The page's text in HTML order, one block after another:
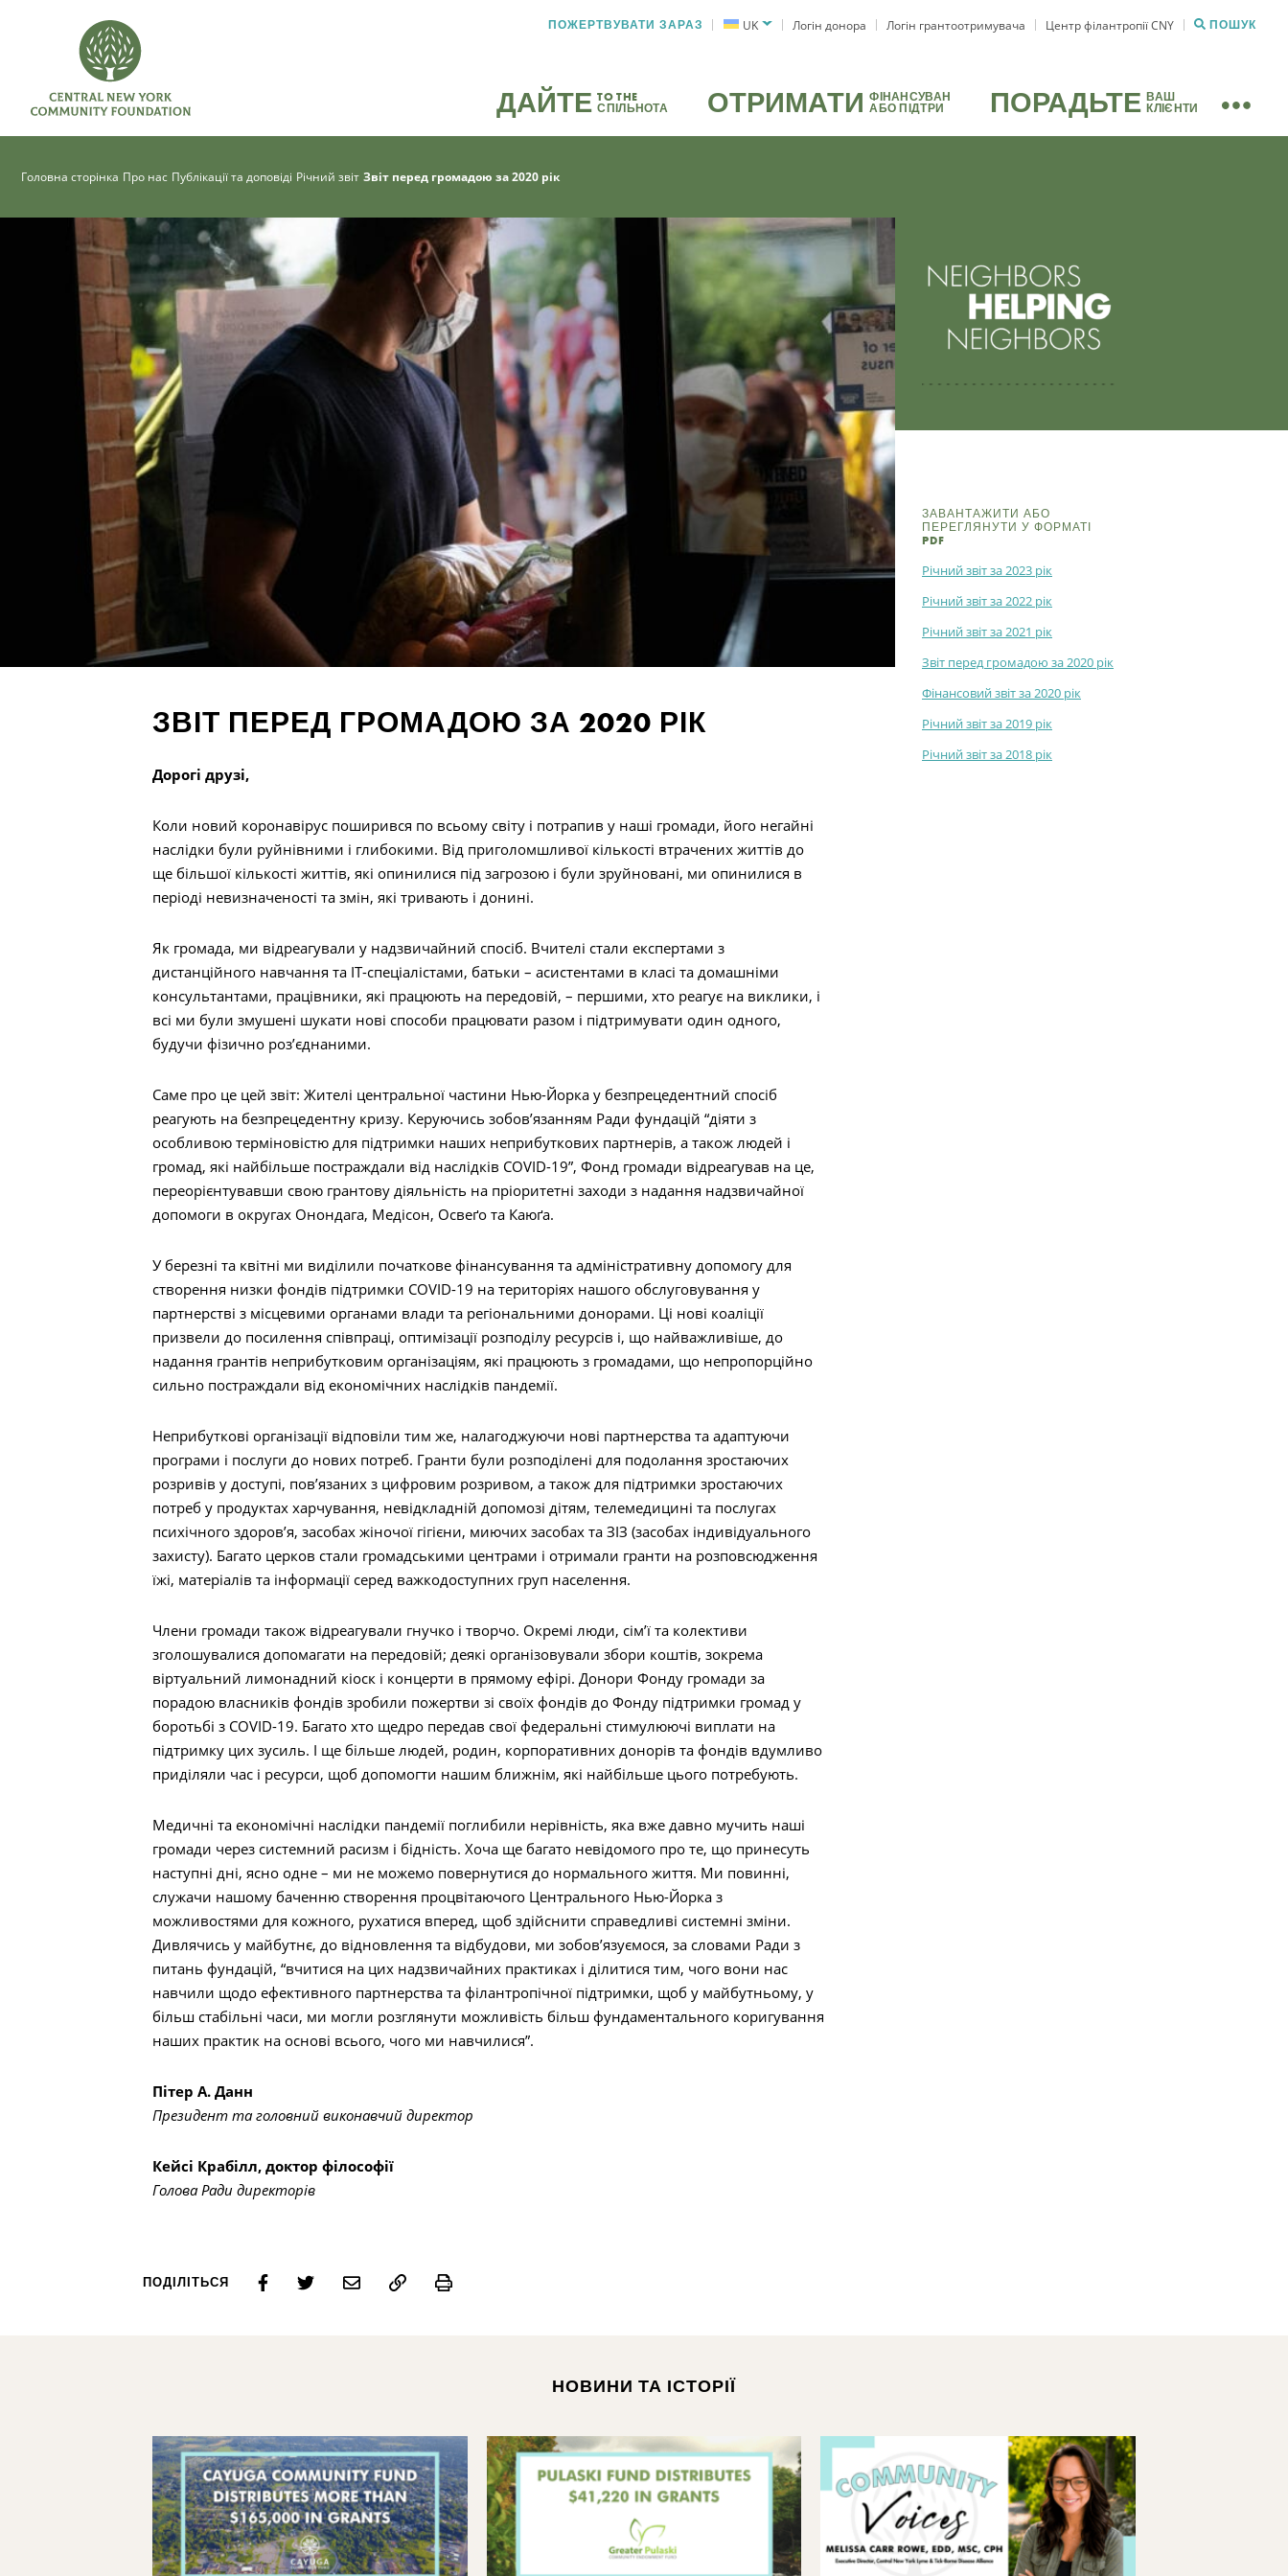
ПОЖЕРТВУВАТИ ЗАРАЗ UK Логін донора Логін грантоотримувача Центр філантропії CNY ПОШУК
ДАЙТЕ TO THE
СПІЛЬНОТА ОТРИМАТИ ФІНАНСУВАН
АБО ПІДТРИ ПОРАДЬТЕ ВАШ
КЛІЄНТИ
Головна сторінка Про нас Публікації та доповіді Річний звіт Звіт перед громадою за 2020 рік
ЗВІТ ПЕРЕД ГРОМАДОЮ ЗА 2020 РІК
Дорогі друзі,
Коли новий коронавірус поширився по всьому світу і потрапив у наші громади, його негайні
наслідки були руйнівними і глибокими. Від приголомшливої кількості втрачених життів до
ще більшої кількості життів, які опинилися під загрозою і були зруйновані, ми опинилися в
періоді невизначеності та змін, які тривають і донині.
Як громада, ми відреагували у надзвичайний спосіб. Вчителі стали експертами з
дистанційного навчання та ІТ-спеціалістами, батьки – асистентами в класі та домашніми
консультантами, працівники, які працюють на передовій, – першими, хто реагує на виклики, і
всі ми були змушені шукати нові способи працювати разом і підтримувати один одного,
будучи фізично роз’єднаними.
Саме про це цей звіт: Жителі центральної частини Нью-Йорка у безпрецедентний спосіб
реагують на безпрецедентну кризу. Керуючись зобов’язанням Ради фундацій “діяти з
особливою терміновістю для підтримки наших неприбуткових партнерів, а також людей і
громад, які найбільше постраждали від наслідків COVID-19”, Фонд громади відреагував на це,
переорієнтувавши свою грантову діяльність на пріоритетні заходи з надання надзвичайної
допомоги в округах Онондага, Медісон, Освеґо та Каюґа.
У березні та квітні ми виділили початкове фінансування та адміністративну допомогу для
створення низки фондів підтримки COVID-19 на територіях нашого обслуговування у
партнерстві з місцевими органами влади та регіональними донорами. Ці нові коаліції
призвели до посилення співпраці, оптимізації розподілу ресурсів і, що найважливіше, до
надання грантів неприбутковим організаціям, які працюють з громадами, що непропорційно
сильно постраждали від економічних наслідків пандемії.
Неприбуткові організації відповіли тим же, налагоджуючи нові партнерства та адаптуючи
програми і послуги до нових потреб. Гранти були розподілені для подолання зростаючих
розривів у доступі, пов’язаних з цифровим розривом, а також для підтримки зростаючих
потреб у продуктах харчування, невідкладній допомозі дітям, телемедицині та послугах
психічного здоров’я, засобах жіночої гігієни, миючих засобах та ЗІЗ (засобах індивідуального
захисту). Багато церков стали громадськими центрами і отримали гранти на розповсюдження
їжі, матеріалів та інформації серед важкодоступних груп населення.
Члени громади також відреагували гнучко і творчо. Окремі люди, сім’ї та колективи
зголошувалися допомагати на передовій; деякі організовували збори коштів, зокрема
віртуальний лимонадний кіоск і концерти в прямому ефірі. Донори Фонду громади за
порадою власників фондів зробили пожертви зі своїх фондів до Фонду підтримки громад у
боротьбі з COVID-19. Багато хто щедро передав свої федеральні стимулюючі виплати на
підтримку цих зусиль. І ще більше людей, родин, корпоративних донорів та фондів вдумливо
приділяли час і ресурси, щоб допомогти нашим ближнім, які найбільше цього потребують.
Медичні та економічні наслідки пандемії поглибили нерівність, яка вже давно мучить наші
громади через системний расизм і бідність. Хоча ще багато невідомого про те, що принесуть
наступні дні, ясно одне – ми не можемо повернутися до нормального життя. Ми повинні,
служачи нашому баченню створення процвітаючого Центрального Нью-Йорка з
можливостями для кожного, рухатися вперед, щоб здійснити справедливі системні зміни.
Дивлячись у майбутнє, до відновлення та відбудови, ми зобов’язуємося, за словами Ради з
питань фундацій, “вчитися на цих надзвичайних практиках і ділитися тим, чого вони нас
навчили щодо ефективного партнерства та філантропічної підтримки, щоб у майбутньому, у
більш стабільні часи, ми могли розглянути можливість більш фундаментального коригування
наших практик на основі всього, чого ми навчилися”.
Пітер А. Данн
Президент та головний виконавчий директор
Кейсі Крабілл, доктор філософії
Голова Ради директорів
ЗАВАНТАЖИТИ АБО
ПЕРЕГЛЯНУТИ У ФОРМАТІ
PDF
Річний звіт за 2023 рік
Річний звіт за 2022 рік
Річний звіт за 2021 рік
Звіт перед громадою за 2020 рік
Фінансовий звіт за 2020 рік
Річний звіт за 2019 рік
Річний звіт за 2018 рік
ПОДІЛІТЬСЯ Print
НОВИНИ ТА ІСТОРІЇ
Пошук